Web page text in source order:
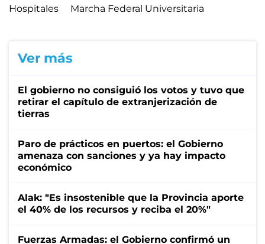
Hospitales Marcha Federal Universitaria
Ver más
El gobierno no consiguió los votos y tuvo que
retirar el capítulo de extranjerización de
tierras
Paro de prácticos en puertos: el Gobierno
amenaza con sanciones y ya hay impacto
económico
Alak: "Es insostenible que la Provincia aporte
el 40% de los recursos y reciba el 20%"
Fuerzas Armadas: el Gobierno confirmó un